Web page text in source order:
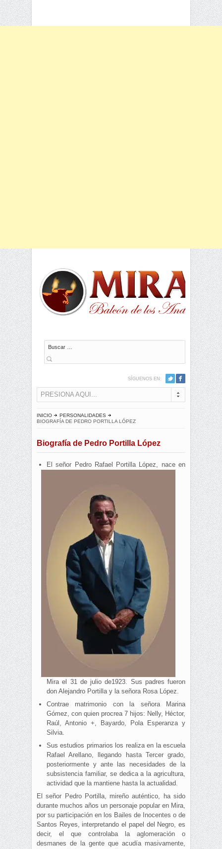
Buscar
SÍGUENOS EN:
PRESIONA AQUI...
INICIO
PERSONALIDADES
BIOGRAFÍA DE PEDRO PORTILLA LÓPEZ
Biografía de Pedro Portilla López
El señor Pedro Rafael Portilla López, nace en
Mira el 31 de julio de1923. Sus padres fueron
don Alejandro Portilla y la señora Rosa López.
Contrae matrimonio con la señora Marina
Gómez, con quien procrea 7 hijos: Nelly, Héctor,
Raúl, Antonio +, Bayardo, Pola Esperanza y
Silvia.
Sus estudios primarios los realiza en la escuela
Rafael Arellano, llegando hasta Tercer grado,
posteriormente y ante las necesidades de la
subsistencia familiar, se dedica a la agricultura,
actividad que la mantiene hasta la actualidad.
El señor Pedro Portilla, mireño auténtico, ha sido
durante muchos años un personaje popular en Mira,
por su participación en los Bailes de Inocentes o de
Santos Reyes, interpretando el papel del Negro, es
decir, el que controlaba la aglomeración o
desmanes de la gente que acudía masivamente,